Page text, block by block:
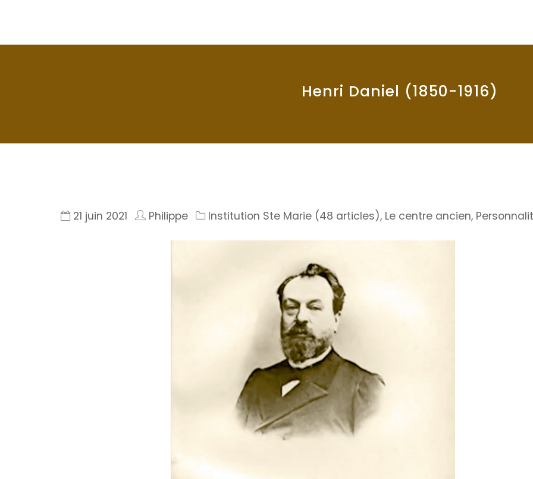
Henri Daniel (1850-1916)
21 juin 2021 Philippe Institution Ste Marie (48 articles), Le centre ancien,